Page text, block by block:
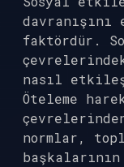
faktördür.
nasıl
Öteleme
normlar,